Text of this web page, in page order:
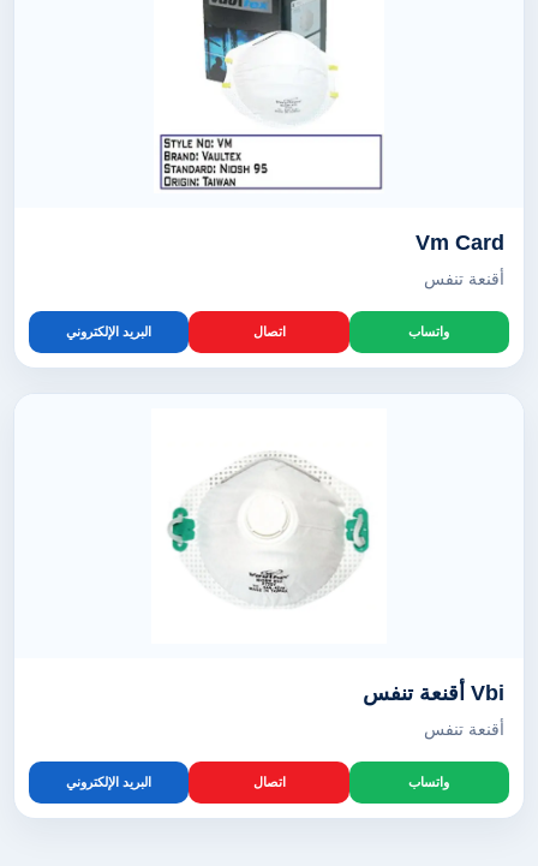
Vm Card
أقنعة تنفس
واتساب اتصال البريد الإلكتروني
Vbi أقنعة تنفس
أقنعة تنفس
واتساب اتصال البريد الإلكتروني